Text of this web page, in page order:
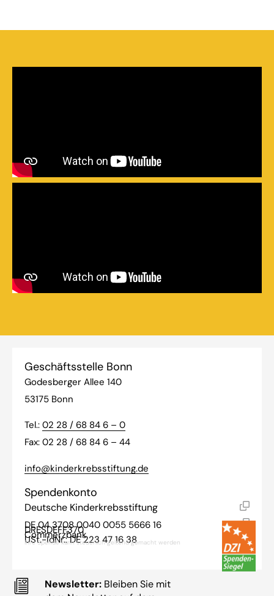
Geschäftsstelle Bonn
Godesberger Allee 140
53175 Bonn
Tel.: 02 28 / 68 84 6 – 0
Fax: 02 28 / 68 84 6 – 44
info@kinderkrebsstiftung.de
Spendenkonto
Deutsche Kinderkrebsstiftung
DE 04 3708 0040 0055 5666 16
DRESDEFF370
Commerzbank
USt.-IdNr.: DE 223 47 16 38
Ihre Spende kann steuerlich geltend gemacht werden
Newsletter:Bleiben Sie mit